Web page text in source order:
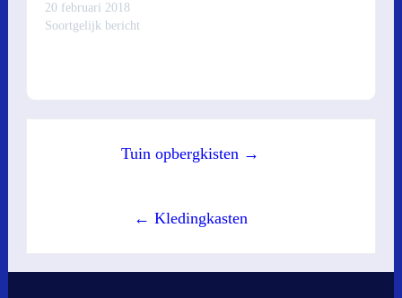
20 februari 2018
Soortgelijk bericht
Tuin opbergkisten →
← Kledingkasten